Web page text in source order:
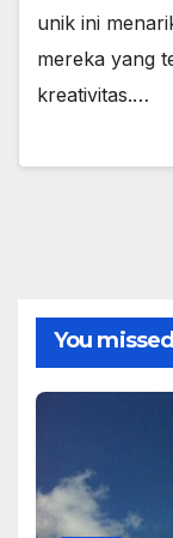
unik ini
mereka yang
kreativitas.…
You missed